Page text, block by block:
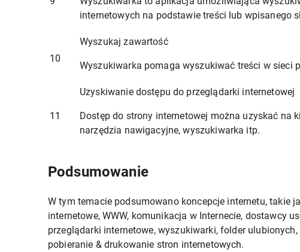
internetowych na podstawie treści lub wpisanego
10
Wyszukaj zawartość
Wyszukiwarka pomaga wyszukiwać treści w sieci
11
Uzyskiwanie dostępu do przeglądarki internetowej
Dostęp do strony internetowej można uzyskać na
narzędzia nawigacyjne, wyszukiwarka itp.
Podsumowanie
W tym temacie podsumowano koncepcje internetu, takie
internetowe, WWW, komunikacja w Internecie, dostawcy
przeglądarki internetowe, wyszukiwarki, folder
pobieranie & drukowanie stron internetowych.